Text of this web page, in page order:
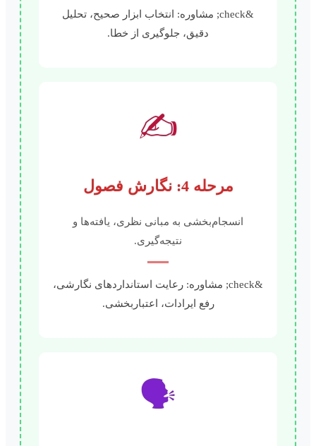
&check; مشاوره: انتخاب ابزار صحیح، تحلیل
دقیق، جلوگیری از خطا.
✍️
مرحله 4: نگارش فصول
انسجام‌بخشی به مبانی نظری، یافته‌ها و
نتیجه‌گیری.
&check; مشاوره: رعایت استانداردهای نگارشی،
رفع ایرادات، اعتباربخشی.
🗣️